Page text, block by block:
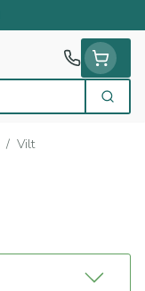
Zoek
/ Vilt